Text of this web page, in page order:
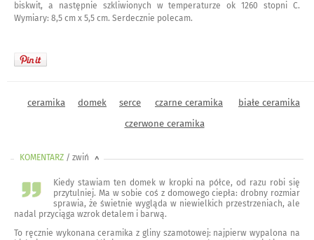
biskwit, a następnie szkliwionych w temperaturze ok 1260 stopni C.
Wymiary: 8,5 cm x 5,5 cm. Serdecznie polecam.
ceramika domek serce czarne ceramika
białe ceramika
czerwone ceramika
KOMENTARZ / zwiń <
Kiedy stawiam ten domek w kropki na półce, od razu robi się
przytulniej. Ma w sobie coś z domowego ciepła: drobny rozmiar
sprawia, że świetnie wygląda w niewielkich przestrzeniach, ale
nadal przyciąga wzrok detalem i barwą.
To ręcznie wykonana ceramika z gliny szamotowej: najpierw wypalona na